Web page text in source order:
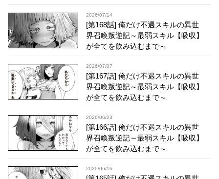
2026/07/14
[第168話] 俺だけ不遇スキルの異世
界召喚叛逆記～最弱スキル【吸収】
が全てを飲み込むまで～
2026/07/07
[第167話] 俺だけ不遇スキルの異世
界召喚叛逆記～最弱スキル【吸収】
が全てを飲み込むまで～
2026/06/23
[第166話] 俺だけ不遇スキルの異世
界召喚叛逆記～最弱スキル【吸収】
が全てを飲み込むまで～
2026/06/16